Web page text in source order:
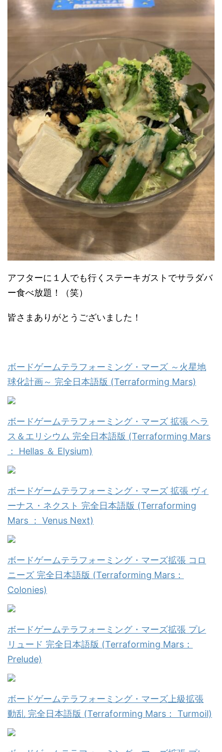
アフターに１人でも行くステーキガストでサラダバ
ー食べ放題！（笑）
皆さまありがとうございました！
ボードゲームテラフォーミング・マーズ ～火星地
球化計画～ 完全日本語版 (Terraforming Mars)
ボードゲームテラフォーミング・マーズ 拡張 ヘラ
ス＆エリシウム 完全日本語版 (Terraforming Mars
： Hellas ＆ Elysium)
ボードゲームテラフォーミング・マーズ 拡張 ヴィ
ーナス・ネクスト 完全日本語版 (Terraforming
Mars ： Venus Next)
ボードゲームテラフォーミング・マーズ拡張 コロ
ニーズ 完全日本語版 (Terraforming Mars：
Colonies)
ボードゲームテラフォーミング・マーズ拡張 プレ
リュード 完全日本語版 (Terraforming Mars：
Prelude)
ボードゲームテラフォーミング・マーズ上級拡張
動乱 完全日本語版 (Terraforming Mars： Turmoil)